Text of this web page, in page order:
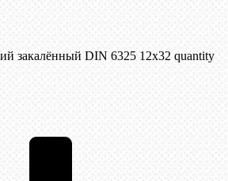
закалённый DIN 6325 12х32 quantity